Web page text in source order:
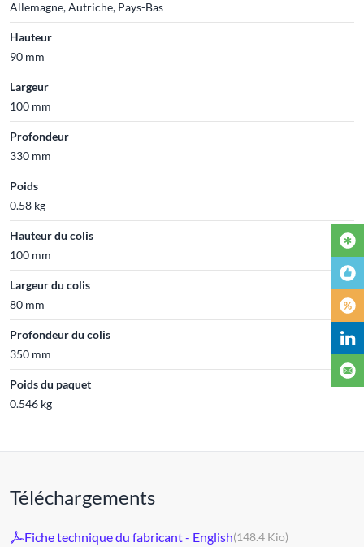
Allemagne, Autriche, Pays-Bas
Hauteur
90 mm
Largeur
100 mm
Profondeur
330 mm
Poids
0.58 kg
Hauteur du colis
100 mm
Largeur du colis
80 mm
Profondeur du colis
350 mm
Poids du paquet
0.546 kg
Téléchargements
Fiche technique du fabricant - English(148.4 Kio)